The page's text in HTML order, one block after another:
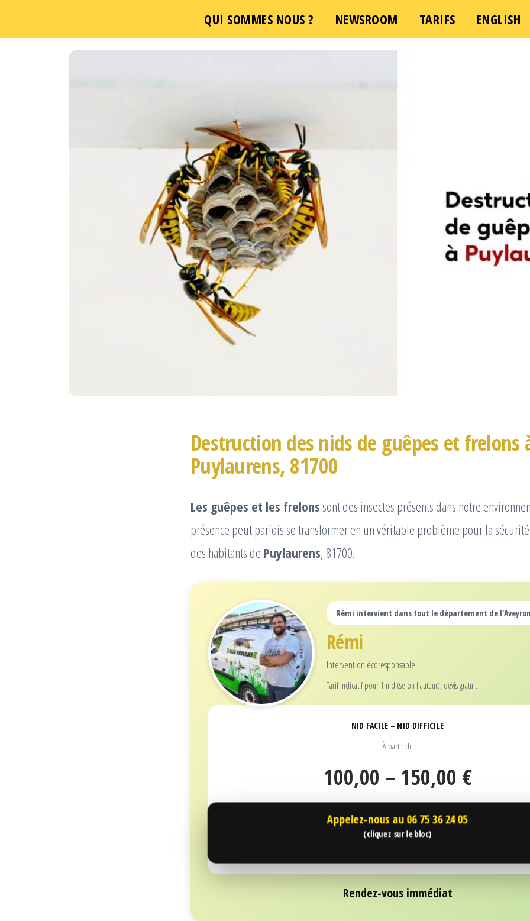
QUI SOMMES NOUS ? NEWSROOM TARIFS
ENGLISH
Passer
Destruction des nids de guêpes et frelons
Puylaurens, 81700
Les guêpes et les frelons sont des insectes présents dans notre
présence peut parfois se transformer en un véritable problème pour la
des habitants de Puylaurens, 81700.
Rémi intervient dans tout le département de
Rémi
Intervention écoresponsable
Tarif indicatif pour 1 nid (selon hauteur), devis gratuit
NID FACILE – NID DIFFICILE
À partir de
100,00 – 150,00 €
Appelez-nous au 06 75 36 24 05
(cliquez sur le bloc)
Rendez-vous immédiat